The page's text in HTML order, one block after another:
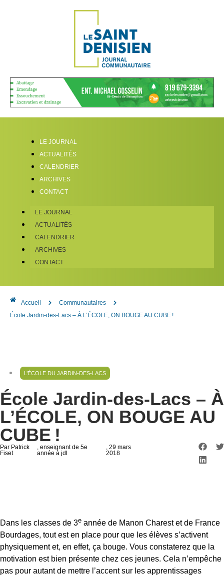
LE JOURNAL
ACTUALITÉS
CALENDRIER
ARCHIVES
CONTACT
LE JOURNAL
ACTUALITÉS
CALENDRIER
ARCHIVES
CONTACT
Accueil
Communautaires
École Jardin-des-Lacs – À L’ÉCOLE, ON BOUGE AU CUBE !
L’ÉCOLE DU JARDIN-DES-LACS
École Jardin-des-Lacs – À
L’ÉCOLE, ON BOUGE AU
CUBE !
Par Patrick
Fiset
, enseignant de 5e
année à jdl
, 29 mars
2018
Dans les classes de 3e année de Manon Charest et de France
Bourdages, tout est en place pour que les élèves s’activent
physiquement et, en effet, ça bouge. Vous constaterez que la
motivation est bien présente chez ces jeunes. Cela n’empêche
pas pour autant de mettre l’accent sur les apprentissages